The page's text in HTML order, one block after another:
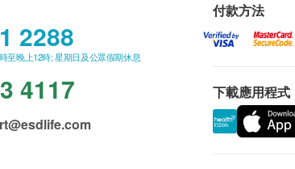
2288
至晚上12時; 星期日及公眾假期休息
4117
付款方法
下載應用程式